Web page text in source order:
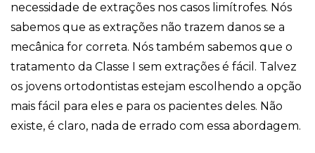
necessidade de extrações nos casos limítrofes. Nós
sabemos que as extrações não trazem danos se a
mecânica for correta. Nós também sabemos que o
tratamento da Classe I sem extrações é fácil. Talvez
os jovens ortodontistas estejam escolhendo a opção
mais fácil para eles e para os pacientes deles. Não
existe, é claro, nada de errado com essa abordagem.